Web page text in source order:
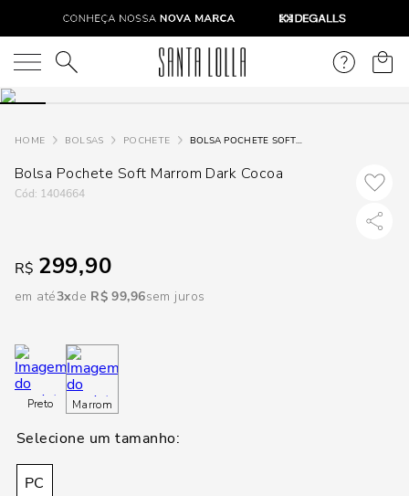
O que você está procurando?
BOLSAS POCHETE BOLSA POCHETE SOFT MARROM DARK COCOA
Bolsa Pochete Soft Marrom Dark Cocoa
: 1404664
R$ 299,90
em até3 R$ 99,96sem juros
Preto Marrom
PC